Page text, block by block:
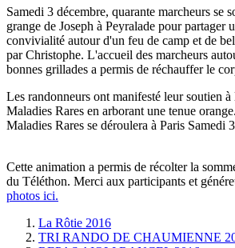
Samedi 3 décembre, quarante marcheurs se
grange de Joseph à Peyralade pour partager
convivialité autour d'un feu de camp et de
par Christophe. L'accueil des marcheurs
bonnes grillades a permis de réchauffer le
Les randonneurs ont manifesté leur soutien
Maladies Rares en arborant une tenue
Maladies Rares se déroulera à Paris Samedi
Cette animation a permis de récolter la
du Téléthon. Merci aux participants et
photos ici.
La Rôtie 2016
TRI RANDO DE CHAUMIENNE